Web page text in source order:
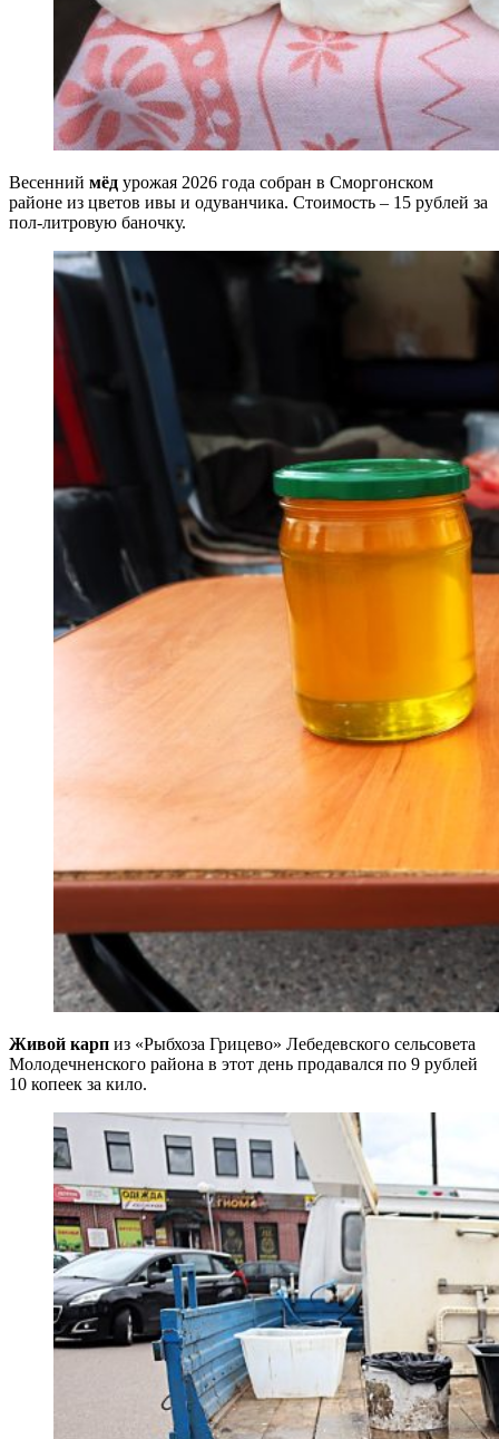
Весенний мёд урожая 2026 года собран в Сморгонском
районе из цветов ивы и одуванчика. Стоимость – 15 рублей за
пол-литровую баночку.
Живой карп из «Рыбхоза Грицево» Лебедевского сельсовета
Молодечненского района в этот день продавался по 9 рублей
10 копеек за кило.